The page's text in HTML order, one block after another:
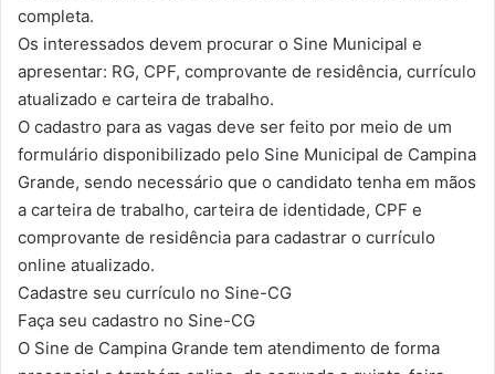
completa.
Os interessados devem procurar o Sine Municipal e
apresentar: RG, CPF, comprovante de residência, currículo
atualizado e carteira de trabalho.
O cadastro para as vagas deve ser feito por meio de um
formulário disponibilizado pelo Sine Municipal de Campina
Grande, sendo necessário que o candidato tenha em mãos
a carteira de trabalho, carteira de identidade, CPF e
comprovante de residência para cadastrar o currículo
online atualizado.
Cadastre seu currículo no Sine-CG
Faça seu cadastro no Sine-CG
O Sine de Campina Grande tem atendimento de forma